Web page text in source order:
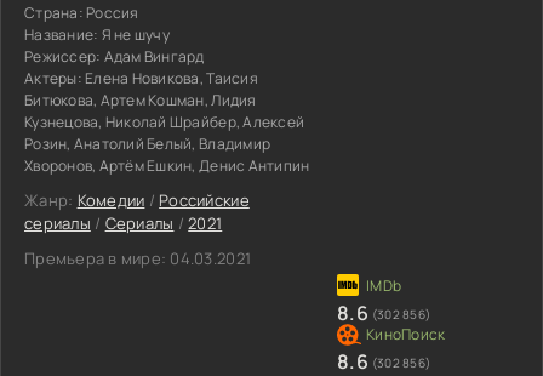
Страна: Россия
Название: Я не шучу
Режиссер: Адам Вингард
Актеры: Елена Новикова, Таисия
Битюкова, Артем Кошман, Лидия
Кузнецова, Николай Шрайбер, Алексей
Розин, Анатолий Белый, Владимир
Хворонов, Артём Ешкин, Денис Антипин
Жанр: Комедии / Российские
сериалы / Сериалы /2021
Премьера в мире: 04.03.2021
8.6 (302 856)
8.6 (302 856)